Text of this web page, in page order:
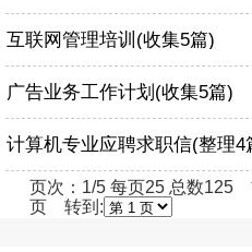
互联网管理培训(收集5篇)
广告业务工作计划(收集5篇)
计算机专业应聘求职信(整理4
页次：1/5 每页25 总数125
页转到: